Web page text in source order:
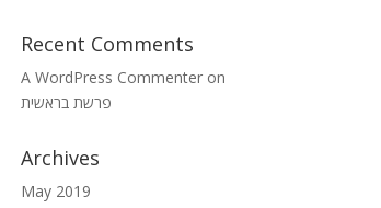
Recent Comments
A WordPress Commenter on
פרשת בראשית
Archives
May 2019